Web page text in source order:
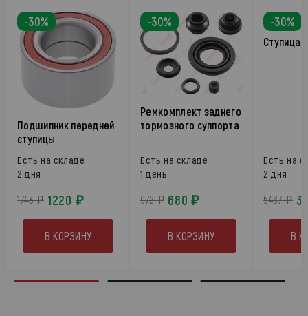
-30%
Подшипник передней
ступицы
Есть на складе
2 дня
1743 ₽ 1220 ₽
В КОРЗИНУ
-30%
Ремкомплект заднего
тормозного суппорта
Есть на складе
1 день
972 ₽ 680 ₽
В КОРЗИНУ
-30%
Ступица
Есть на
2 дня
5467 ₽
В